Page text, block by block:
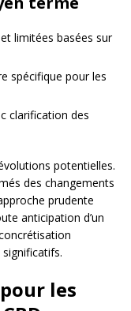
limitées basées sur
spécifique pour les
clarification des
potentielles.
des changements
prudente
anticipation d’un
les